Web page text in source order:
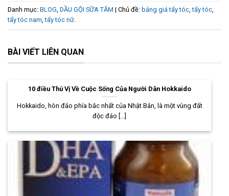
Danh mục: BLOG, DẦU GỘI SỮA TẮM | Chủ đề: bảng giá tẩy tóc,tẩy tóc,
tẩy tóc nam,tẩy tóc nữ.
BÀI VIẾT LIÊN QUAN
10 điều Thú Vị Về Cuộc Sống Của Người Dân Hokkaido
Hokkaido, hòn đảo phía bắc nhất của Nhật Bản, là một vùng đất
độc đáo [...]